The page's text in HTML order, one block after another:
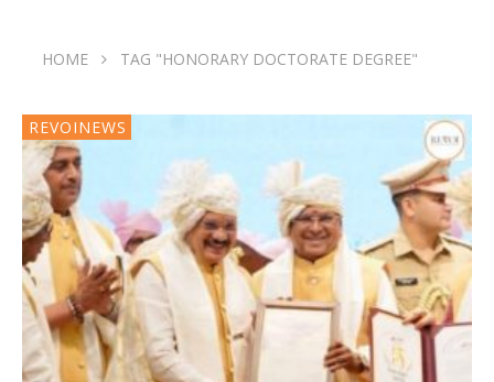
HOME TAG "HONORARY DOCTORATE DEGREE"
REVOINEWS